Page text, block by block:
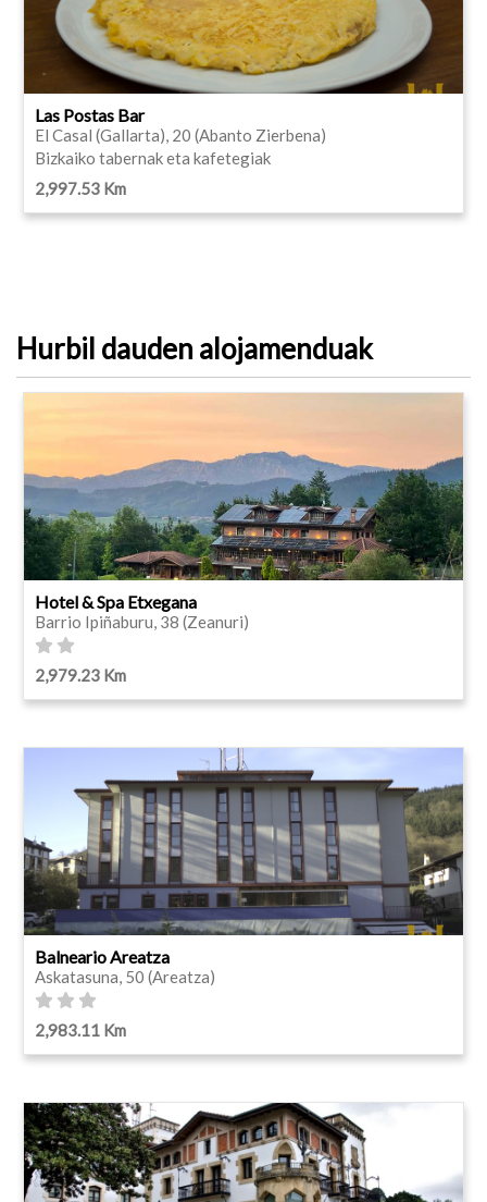
Las Postas Bar
El Casal (Gallarta), 20 (Abanto Zierbena)
Bizkaiko tabernak eta kafetegiak
2,997.53 Km
Hurbil dauden alojamenduak
Hotel & Spa Etxegana
Barrio Ipiñaburu, 38 (Zeanuri)
2,979.23 Km
Balneario Areatza
Askatasuna, 50 (Areatza)
2,983.11 Km